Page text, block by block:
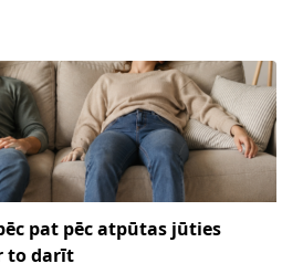
pat pēc atpūtas jūties
to darīt